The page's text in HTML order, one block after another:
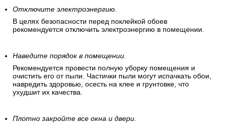
Отключите электроэнергию.
В целях безопасности перед поклейкой обоев
рекомендуется отключить электроэнергию в помещении.
Наведите порядок в помещении.
Рекомендуется провести полную уборку помещения и
очистить его от пыли. Частички пыли могут испачкать обои,
навредить здоровью, осесть на клее и грунтовке, что
ухудшит их качества.
Плотно закройте все окна и двери.